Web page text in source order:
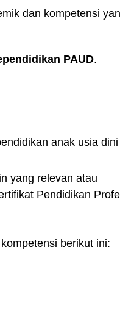
dan kompetensi
PAUD.
anak usia dini
yang relevan atau
Pendidikan
berikut ini: